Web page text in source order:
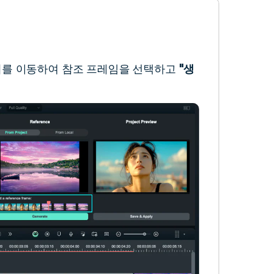
이동하여 참조 프레임을 선택하고 "생